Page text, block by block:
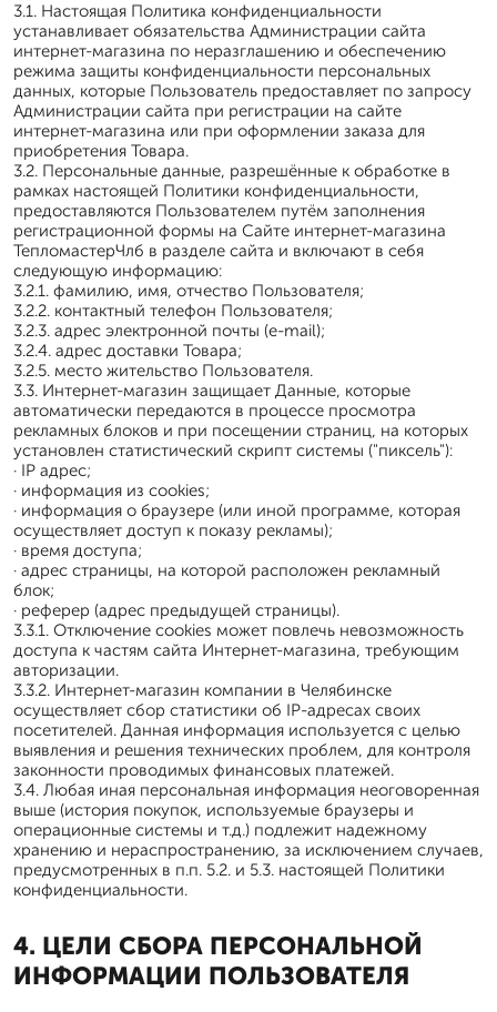
3.1. Настоящая Политика конфиденциальности
устанавливает обязательства Администрации сайта
интернет-магазина по неразглашению и обеспечению
режима защиты конфиденциальности персональных
данных, которые Пользователь предоставляет по запросу
Администрации сайта при регистрации на сайте
интернет-магазина или при оформлении заказа для
приобретения Товара.
3.2. Персональные данные, разрешённые к обработке в
рамках настоящей Политики конфиденциальности,
предоставляются Пользователем путём заполнения
регистрационной формы на Сайте интернет-магазина
ТепломастерЧлб в разделе сайта и включают в себя
следующую информацию:
3.2.1. фамилию, имя, отчество Пользователя;
3.2.2. контактный телефон Пользователя;
3.2.3. адрес электронной почты (e-mail);
3.2.4. адрес доставки Товара;
3.2.5. место жительство Пользователя.
3.3. Интернет-магазин защищает Данные, которые
автоматически передаются в процессе просмотра
рекламных блоков и при посещении страниц, на которых
установлен статистический скрипт системы ("пиксель"):
· IP адрес;
· информация из cookies;
· информация о браузере (или иной программе, которая
осуществляет доступ к показу рекламы);
· время доступа;
· адрес страницы, на которой расположен рекламный
блок;
· реферер (адрес предыдущей страницы).
3.3.1. Отключение cookies может повлечь невозможность
доступа к частям сайта Интернет-магазина, требующим
авторизации.
3.3.2. Интернет-магазин компании в Челябинске
осуществляет сбор статистики об IP-адресах своих
посетителей. Данная информация используется с целью
выявления и решения технических проблем, для контроля
законности проводимых финансовых платежей.
3.4. Любая иная персональная информация неоговоренная
выше (история покупок, используемые браузеры и
операционные системы и т.д.) подлежит надежному
хранению и нераспространению, за исключением случаев,
предусмотренных в п.п. 5.2. и 5.3. настоящей Политики
конфиденциальности.
4. ЦЕЛИ СБОРА ПЕРСОНАЛЬНОЙ
ИНФОРМАЦИИ ПОЛЬЗОВАТЕЛЯ